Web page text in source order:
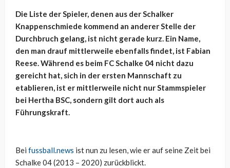
Die Liste der Spieler, denen aus der Schalker
Knappenschmiede kommend an anderer Stelle der
Durchbruch gelang, ist nicht gerade kurz. Ein Name,
den man drauf mittlerweile ebenfalls findet, ist Fabian
Reese. Während es beim FC Schalke 04 nicht dazu
gereicht hat, sich in der ersten Mannschaft zu
etablieren, ist er mittlerweile nicht nur Stammspieler
bei Hertha BSC, sondern gilt dort auch als
Führungskraft.
Bei fussball.news ist nun zu lesen, wie er auf seine Zeit bei
Schalke 04 (2013 – 2020) zurückblickt.